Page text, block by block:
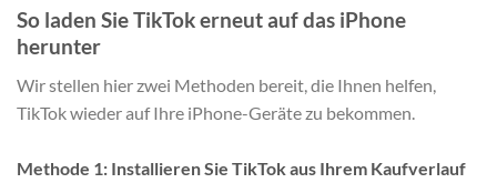
So laden Sie TikTok erneut auf das iPhone
herunter
Wir stellen hier zwei Methoden bereit, die Ihnen helfen,
TikTok wieder auf Ihre iPhone-Geräte zu bekommen.
Methode 1: Installieren Sie TikTok aus Ihrem Kaufverlauf